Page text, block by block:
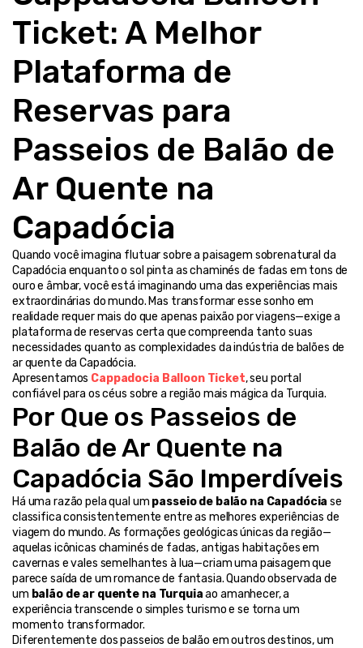
Ticket: A Melhor
Plataforma de
Reservas para
Passeios de Balão de
Ar Quente na
Capadócia
Quando você imagina flutuar sobre a paisagem sobrenatural da
Capadócia enquanto o sol pinta as chaminés de fadas em tons de
ouro e âmbar, você está imaginando uma das experiências mais
extraordinárias do mundo. Mas transformar esse sonho em
realidade requer mais do que apenas paixão por viagens—exige a
plataforma de reservas certa que compreenda tanto suas
necessidades quanto as complexidades da indústria de balões de
ar quente da Capadócia.
Apresentamos Cappadocia Balloon Ticket, seu portal
confiável para os céus sobre a região mais mágica da Turquia.
Por Que os Passeios de
Balão de Ar Quente na
Capadócia São Imperdíveis
Há uma razão pela qual um passeio de balão na Capadócia se
classifica consistentemente entre as melhores experiências de
viagem do mundo. As formações geológicas únicas da região—
aquelas icônicas chaminés de fadas, antigas habitações em
cavernas e vales semelhantes à lua—criam uma paisagem que
parece saída de um romance de fantasia. Quando observada de
um balão de ar quente na Turquia ao amanhecer, a
experiência transcende o simples turismo e se torna um
momento transformador.